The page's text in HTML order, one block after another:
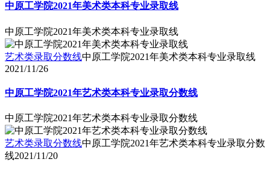
中原工学院2021年美术类本科专业录取线
中原工学院2021年美术类本科专业录取线
艺术类录取分数线中原工学院2021年美术类本科专业录取线
2021/11/26
中原工学院2021年艺术类本科专业录取分数线
中原工学院2021年艺术类本科专业录取分数线
艺术类录取分数线中原工学院2021年艺术类本科专业录取分数
线2021/11/20